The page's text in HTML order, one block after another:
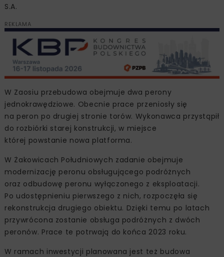
S.A.
REKLAMA
W Zaosiu przebudowa obejmuje dwa perony
jednokrawędziowe. Obecnie prace przeniosły się
na peron po drugiej stronie torów. Wykonawca przystąpił
do rozbiórki starej konstrukcji, w miejsce
której powstanie nowa platforma.
W Żakowicach Południowych zadanie obejmuje
modernizację peronu obsługującego podróżnych
oraz odbudowę peronu wyłączonego z eksploatacji.
Po udostępnieniu pierwszego z nich, rozpoczęła się
rekonstrukcja drugiego obiektu. Dzięki temu po latach
przywrócona zostanie obsługa podróżnych z dwóch
peronów. Prace te potrwają do końca 2023 roku.
W ramach inwestycji planowana jest też budowa